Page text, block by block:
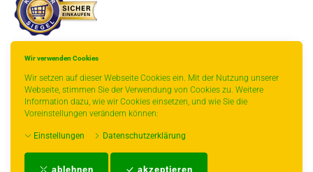
Wir verwenden Cookies
Wir setzen auf dieser Webseite Cookies ein. Mit der Nutzung unserer
Webseite, stimmen Sie der Verwendung von Cookies zu. Weitere
Information dazu, wie wir Cookies einsetzen, und wie Sie die
Voreinstellungen verändern können:
Einstellungen Datenschutzerklärung
ablehnen akzeptieren
- ----------------
* gilt für Lieferungen innerhalb Deutschlands, Lieferzeiten für andere Länder
entnehmen Sie bitte der Schaltfläche mit den Versandinformationen.
Impressum-AGB-Zahlungs- und Versandbedingungen